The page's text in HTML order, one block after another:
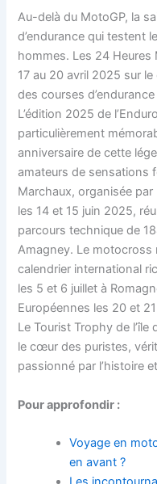
Au-delà du MotoGP, la
d’endurance qui testent
hommes. Les 24
17 au 20 avril 2025 sur
des courses
L’édition 2025 de
particulièrement
anniversaire de cette
amateurs de sensations
Marchaux, organisée par
les 14 et 15 juin 2025,
parcours technique de
Amagney. Le motocross
calendrier international
les 5 et 6 juillet à
Européennes les 20 et
Le Tourist Trophy de
le cœur des puristes,
passionné par l’histoire
Pour approfondir :
Voyage en
en avant ?